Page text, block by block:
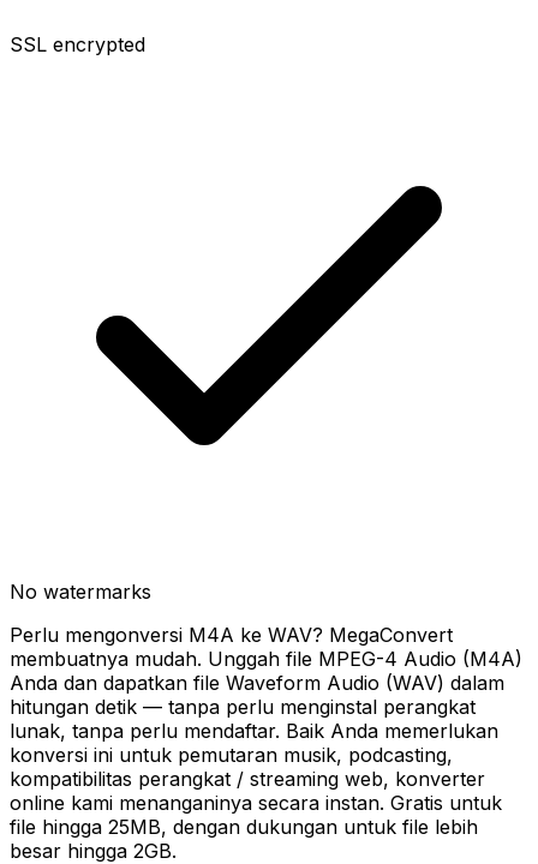
SSL encrypted
No watermarks
Perlu mengonversi M4A ke WAV? MegaConvert
membuatnya mudah. Unggah file MPEG-4 Audio (M4A)
Anda dan dapatkan file Waveform Audio (WAV) dalam
hitungan detik — tanpa perlu menginstal perangkat
lunak, tanpa perlu mendaftar. Baik Anda memerlukan
konversi ini untuk pemutaran musik, podcasting,
kompatibilitas perangkat / streaming web, konverter
online kami menanganinya secara instan. Gratis untuk
file hingga 25MB, dengan dukungan untuk file lebih
besar hingga 2GB.